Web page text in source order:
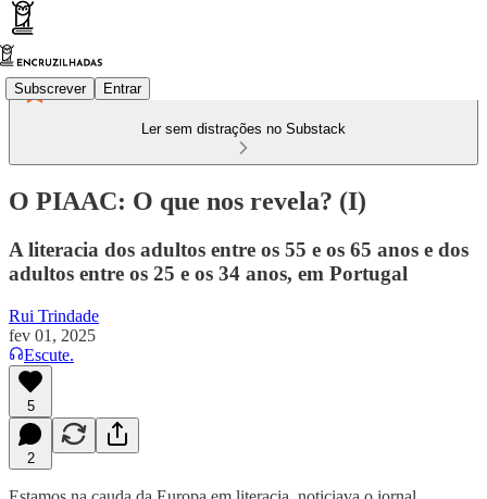
Subscrever Entrar
Ler sem distrações no Substack
O PIAAC: O que nos revela? (I)
A literacia dos adultos entre os 55 e os 65 anos e dos
adultos entre os 25 e os 34 anos, em Portugal
Rui Trindade
fev 01, 2025
Escute.
5
2